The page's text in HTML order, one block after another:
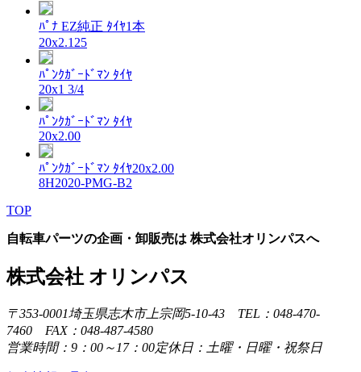
ﾊﾟﾅ EZ純正 ﾀｲﾔ1本
20x2.125
ﾊﾟﾝｸｶﾞｰﾄﾞﾏﾝ ﾀｲﾔ
20x1 3/4
ﾊﾟﾝｸｶﾞｰﾄﾞﾏﾝ ﾀｲﾔ
20x2.00
ﾊﾟﾝｸｶﾞｰﾄﾞﾏﾝ ﾀｲﾔ20x2.00
8H2020-PMG-B2
TOP
自転車パーツの企画・卸販売は 株式会社オリンパスへ
株式会社 オリンパス
〒353-0001埼玉県志木市上宗岡5-10-43 TEL：048-470-
7460 FAX：048-487-4580
営業時間：9：00～17：00定休日：土曜・日曜・祝祭日